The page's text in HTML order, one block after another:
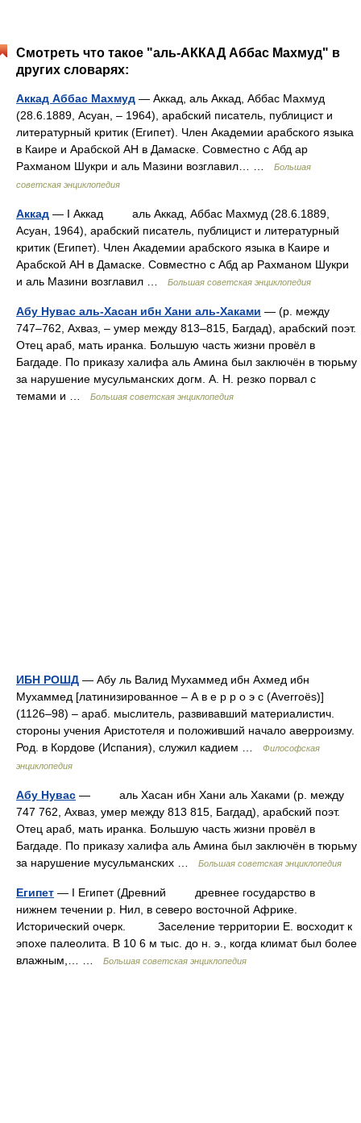
Смотреть что такое "аль-АККАД Аббас Махмуд" в
других словарях:
Аккад Аббас Махмуд — Аккад, аль Аккад, Аббас Махмуд
(28.6.1889, Асуан, ‒ 1964), арабский писатель, публицист и
литературный критик (Египет). Член Академии арабского языка
в Каире и Арабской АН в Дамаске. Совместно с Абд ар
Рахманом Шукри и аль Мазини возглавил… …
Большая
советская энциклопедия
Аккад — I Аккад аль Аккад, Аббас Махмуд (28.6.1889,
Асуан, 1964), арабский писатель, публицист и литературный
критик (Египет). Член Академии арабского языка в Каире и
Арабской АН в Дамаске. Совместно с Абд ар Рахманом Шукри
и аль Мазини возглавил …
Большая советская энциклопедия
Абу Нувас аль-Хасан ибн Хани аль-Хаками — (р. между
747‒762, Ахваз, ‒ умер между 813‒815, Багдад), арабский поэт.
Отец араб, мать иранка. Большую часть жизни провёл в
Багдаде. По приказу халифа аль Амина был заключён в тюрьму
за нарушение мусульманских догм. А. Н. резко порвал с
темами и …
Большая советская энциклопедия
ИБН РОШД — Абу ль Валид Мухаммед ибн Ахмед ибн
Мухаммед [латинизированное – А в е р р о э с (Averroës)]
(1126–98) – араб. мыслитель, развивавший материалистич.
стороны учения Аристотеля и положивший начало аверроизму.
Род. в Кордове (Испания), служил кадием …
Философская
энциклопедия
Абу Нувас — аль Хасан ибн Хани аль Хаками (р. между
747 762, Ахваз, умер между 813 815, Багдад), арабский поэт.
Отец араб, мать иранка. Большую часть жизни провёл в
Багдаде. По приказу халифа аль Амина был заключён в тюрьму
за нарушение мусульманских …
Большая советская энциклопедия
Египет — I Египет (Древний древнее государство в
нижнем течении р. Нил, в северо восточной Африке.
Исторический очерк. Заселение территории Е. восходит к
эпохе палеолита. В 10 6 м тыс. до н. э., когда климат был более
влажным,… …
Большая советская энциклопедия